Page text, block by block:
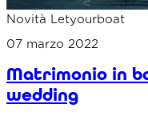
Novità Letyourboat
07 marzo 2022
Matrimonio in
wedding